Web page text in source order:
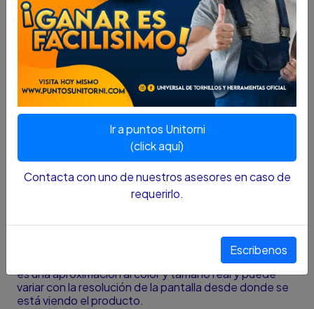
SKU....66458195
DESCRIPCIÓN...
ESPECIFICACIONES
Llave Mixta Makros 32 mm
Terminación cromada
Las llaves combinadas Makros están hechas para
sobrepasar largamente las normas industriales ANSI.
Su extremo abierto está orientado a 15º para lograr
ajustes rápidos. Mientras que su extremo de corona
y máxima seguridad para altos aprietes
El color y el tamaño presentado en la fotografía
es una aproximación al color y tamaño real y puede
variar con la resolución de la pantalla desde donde se
está viendo el producto.
Ir a puntos Unitorni
(click aquí)
Contacta con uno de nuestros asesores en caso de
requerirlo.
Escribenos